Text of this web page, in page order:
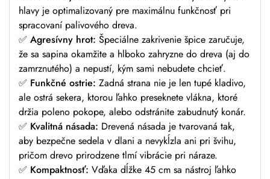
hlavy je optimalizovaný pre maximálnu funkčnosť pri
spracovaní palivového dreva.
✅ Agresívny hrot: Špeciálne zakrivenie špice zaručuje,
že sa sapina okamžite a hlboko zahryzne do dreva (aj do
zamrznutého) a nepustí, kým sami nebudete chcieť.
✅ Funkčné ostrie: Zadná strana nie je len tupé kladivo,
ale ostrá sekera, ktorou ľahko preseknete vlákna, ktoré
držia poleno pokope, alebo odstránite zabudnutý konár.
✅ Kvalitná násada: Drevená násada je tvarovaná tak,
aby bezpečne sedela v dlani a nevykĺzla ani pri švihu,
pričom drevo prirodzene tlmí vibrácie pri náraze.
✅ Kompaktnosť: Vďaka dĺžke 45 cm sa nástroj ľahko